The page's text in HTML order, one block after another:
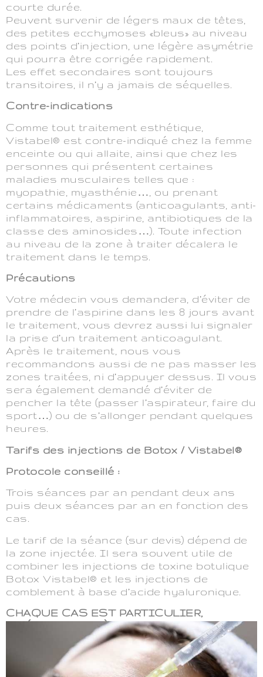
courte durée.
Peuvent survenir de légers maux de têtes,
des petites ecchymoses «bleus» au niveau
des points d’injection, une légère asymétrie
qui pourra être corrigée rapidement.
Les effet secondaires sont toujours
transitoires, il n’y a jamais de séquelles.
Contre-indications
Comme tout traitement esthétique,
Vistabel® est contre-indiqué chez la femme
enceinte ou qui allaite, ainsi que chez les
personnes qui présentent certaines
maladies musculaires telles que :
myopathie, myasthénie…, ou prenant
certains médicaments (anticoagulants, anti-
inflammatoires, aspirine, antibiotiques de la
classe des aminosides…). Toute infection
au niveau de la zone à traiter décalera le
traitement dans le temps.
Précautions
Votre médecin vous demandera, d’éviter de
prendre de l’aspirine dans les 8 jours avant
le traitement, vous devrez aussi lui signaler
la prise d’un traitement anticoagulant.
Après le traitement, nous vous
recommandons aussi de ne pas masser les
zones traitées, ni d’appuyer dessus. Il vous
sera également demandé d’éviter de
pencher la tête (passer l’aspirateur, faire du
sport…) ou de s’allonger pendant quelques
heures.
Tarifs des injections de Botox / Vistabel®
Protocole conseillé :
Trois séances par an pendant deux ans
puis deux séances par an en fonction des
cas.
Le tarif de la séance (sur devis) dépend de
la zone injectée. Il sera souvent utile de
combiner les injections de toxine botulique
Botox Vistabel® et les injections de
comblement à base d’acide hyaluronique.
CHAQUE CAS EST PARTICULIER,
N’HÉSITEZ PAS À NOUS QUESTIONNER,
NOUS REPONDRONS À TOUTES VOS
QUESTIONS